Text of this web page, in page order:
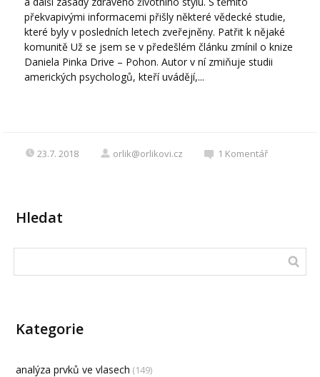
překvapivými informacemi přišly některé vědecké studie,
které byly v posledních letech zveřejněny. Patřit k nějaké
komunitě Už se jsem se v předešlém článku zmínil o knize
Daniela Pinka Drive – Pohon. Autor v ní zmiňuje studii
amerických psychologů, kteří uvádějí,...
23.7. 2018 orlik@orlikovi.cz 1 Komentář
Hledat
Kategorie
analýza prvků ve vlasech (149)